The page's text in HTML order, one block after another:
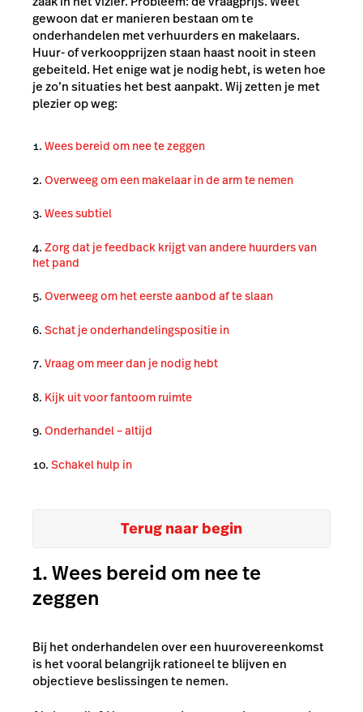
gewoon dat er manieren bestaan om te
onderhandelen met verhuurders en makelaars.
Huur- of verkoopprijzen staan haast nooit in steen
gebeiteld. Het enige wat je nodig hebt, is weten hoe
je zo’n situaties het best aanpakt. Wij zetten je met
plezier op weg:
Wees bereid om nee te zeggen
Overweeg om een makelaar in de arm te nemen
Wees subtiel
Zorg dat je feedback krijgt van andere huurders van
het pand
Overweeg om het eerste aanbod af te slaan
Schat je onderhandelingspositie in
Vraag om meer dan je nodig hebt
Kijk uit voor fantoom ruimte
Onderhandel – altijd
Schakel hulp in
Terug naar begin
1. Wees bereid om nee te
zeggen
Bij het onderhandelen over een huurovereenkomst
is het vooral belangrijk rationeel te blijven en
objectieve beslissingen te nemen.